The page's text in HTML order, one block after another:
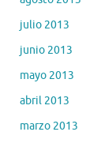
julio 2013
junio 2013
mayo 2013
abril 2013
marzo 2013